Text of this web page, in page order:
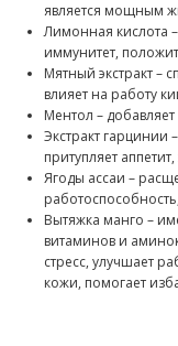
является мощным
Лимонная кислота
иммунитет,
Мятный экстракт –
влияет на работу
Ментол – добавляет
Экстракт гарцинии
притупляет
Ягоды ассаи –
Вытяжка манго –
витаминов и
стресс, улучшает
кожи, помогает